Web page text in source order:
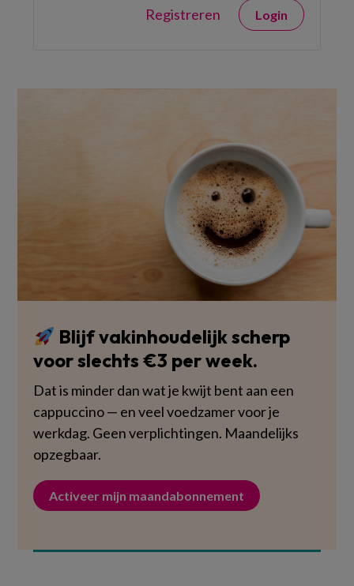
Registreren Login
Blijf vakinhoudelijk scherp
voor slechts €3 per week.
Dat is minder dan wat je kwijt bent aan een
cappuccino — en veel voedzamer voor je
werkdag. Geen verplichtingen. Maandelijks
opzegbaar.
Activeer mijn maandabonnement